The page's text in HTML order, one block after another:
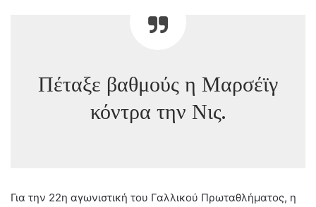
Πέταξε βαθμούς η Μαρσέϊγ
κόντρα την Νις.
Για την 22η αγωνιστική του Γαλλικού Πρωταθλήματος, η